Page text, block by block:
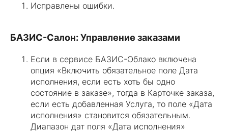
Исправлены ошибки.
БАЗИС-Салон: Управление заказами
Если в сервисе БАЗИС-Облако включена
опция «Включить обязательное поле Дата
исполнения, если есть хоть бы одно
состояние в заказе», тогда в Карточке заказа,
если есть добавленная Услуга, то поле «Дата
исполнения» становится обязательным.
Диапазон дат поля «Дата исполнения»